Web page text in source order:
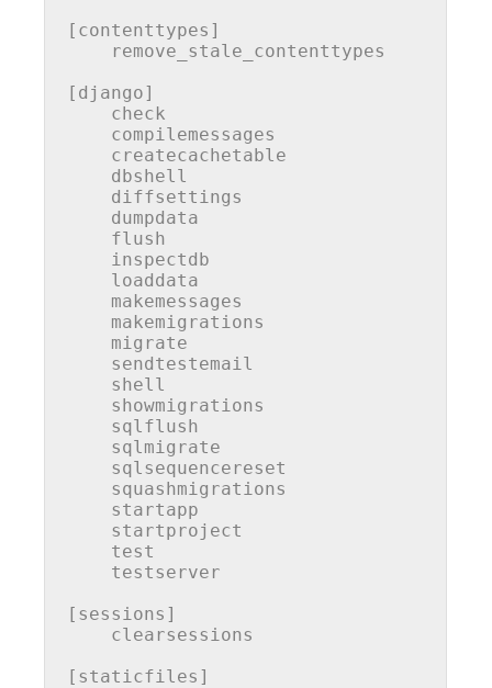
[contenttypes]
    remove_stale_contenttypes
[django]
    check
    compilemessages
    createcachetable
    dbshell
    diffsettings
    dumpdata
    flush
    inspectdb
    loaddata
    makemessages
    makemigrations
    migrate
    sendtestemail
    shell
    showmigrations
    sqlflush
    sqlmigrate
    sqlsequencereset
    squashmigrations
    startapp
    startproject
test
    testserver
[sessions]
    clearsessions
[staticfiles]